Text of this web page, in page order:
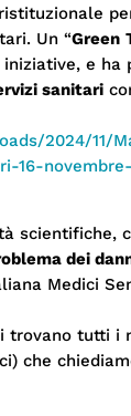
Un “Green
e ha
sanitari
2024/11/
16-
scientifiche,
dei
Medici
trovano tutti i
che